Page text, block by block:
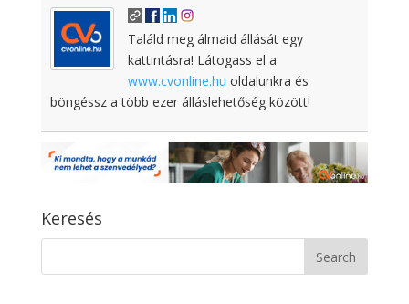
Találd meg álmaid állását egy
kattintásra! Látogass el a
www.cvonline.hu oldalunkra és
böngéssz a több ezer álláslehetőség között!
Keresés